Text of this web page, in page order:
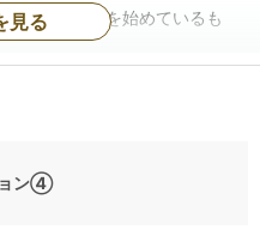
、既に対策を始めているも
試験対策の基本テクニック
れているロゼワインに分け
品種や産地の推定に入る前
見る
ョン④